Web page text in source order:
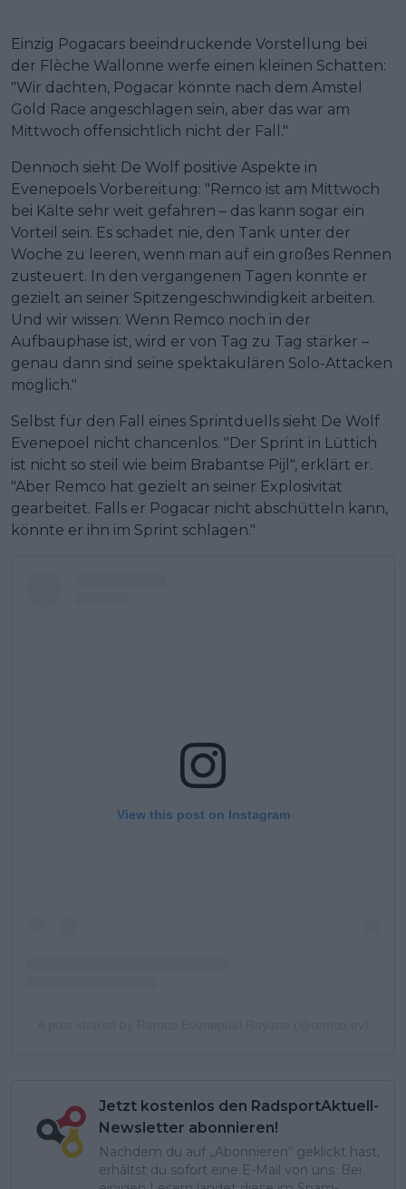
Einzig Pogacars beeindruckende Vorstellung bei
der Flèche Wallonne werfe einen kleinen Schatten:
"Wir dachten, Pogacar könnte nach dem Amstel
Gold Race angeschlagen sein, aber das war am
Mittwoch offensichtlich nicht der Fall."
Dennoch sieht De Wolf positive Aspekte in
Evenepoels Vorbereitung: "Remco ist am Mittwoch
bei Kälte sehr weit gefahren – das kann sogar ein
Vorteil sein. Es schadet nie, den Tank unter der
Woche zu leeren, wenn man auf ein großes Rennen
zusteuert. In den vergangenen Tagen konnte er
gezielt an seiner Spitzengeschwindigkeit arbeiten.
Und wir wissen: Wenn Remco noch in der
Aufbauphase ist, wird er von Tag zu Tag stärker –
genau dann sind seine spektakulären Solo-Attacken
möglich."
Selbst für den Fall eines Sprintduells sieht De Wolf
Evenepoel nicht chancenlos. "Der Sprint in Lüttich
ist nicht so steil wie beim Brabantse Pijl", erklärt er.
"Aber Remco hat gezielt an seiner Explosivität
gearbeitet. Falls er Pogacar nicht abschütteln kann,
könnte er ihn im Sprint schlagen."
View this post on Instagram
Jetzt kostenlos den RadsportAktuell-
Newsletter abonnieren!
Nachdem du auf „Abonnieren“ geklickt hast,
erhältst du sofort eine E-Mail von uns. Bei